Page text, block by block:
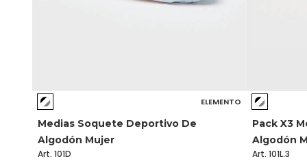
ELEMENTO
Medias Soquete Deportivo De
Algodón Mujer
Art. 101D
Pack X3
Algodón
Art. 101L.3